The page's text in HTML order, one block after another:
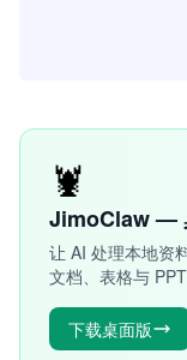
🦞
JimoClaw —
让 AI 处理本地资
文档、表格与
下载桌面版